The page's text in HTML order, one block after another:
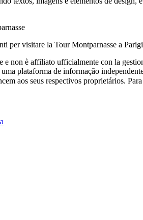
per visitare la Tour Montparnasse a
e non è affiliato ufficialmente con la
plataforma de informação
aos seus respectivos proprietários.